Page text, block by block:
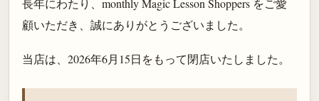
長年にわたり、monthly Magic Lesson Shoppers をご愛
顧いただき、誠にありがとうございました。
当店は、 2026年6月15日をもって閉店いたしました。